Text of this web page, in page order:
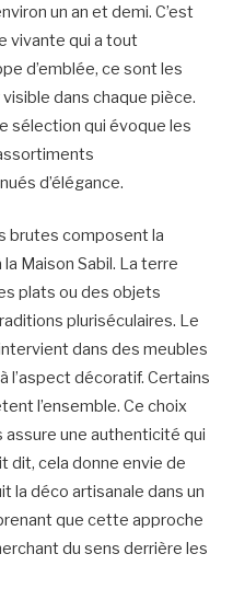
un an et demi. C’est
vivante qui a tout
d’emblée, ce sont les
dans chaque pièce.
sélection qui évoque les
d’élégance.
brutes composent la
Maison Sabil. La terre
plats ou des objets
pluriséculaires. Le
dans des meubles
l’aspect décoratif. Certains
l’ensemble. Ce choix
une authenticité qui
dit, cela donne envie de
la déco artisanale dans un
que cette approche
du sens derrière les